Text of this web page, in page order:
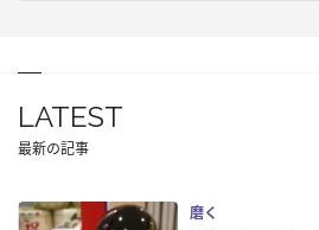
LATEST
最新の記事
磨く